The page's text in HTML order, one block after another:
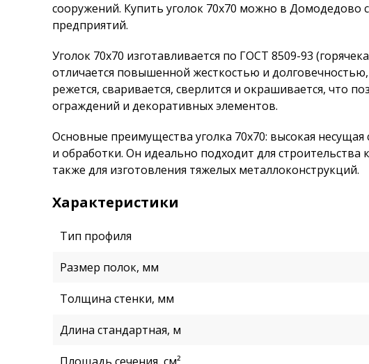
сооружений. Купить уголок 70х70 можно в Домодедово
предприятий.
Уголок 70х70 изготавливается по ГОСТ 8509-93
отличается повышенной жесткостью и
режется, сваривается, сверлится и окрашивается, что
ограждений и декоративных элементов.
Основные преимущества уголка 70х70: высокая
и обработки. Он идеально подходит для
также для изготовления тяжелых металлоконструкций.
Характеристики
Тип профиля
Размер полок, мм
Толщина стенки, мм
Длина стандартная, м